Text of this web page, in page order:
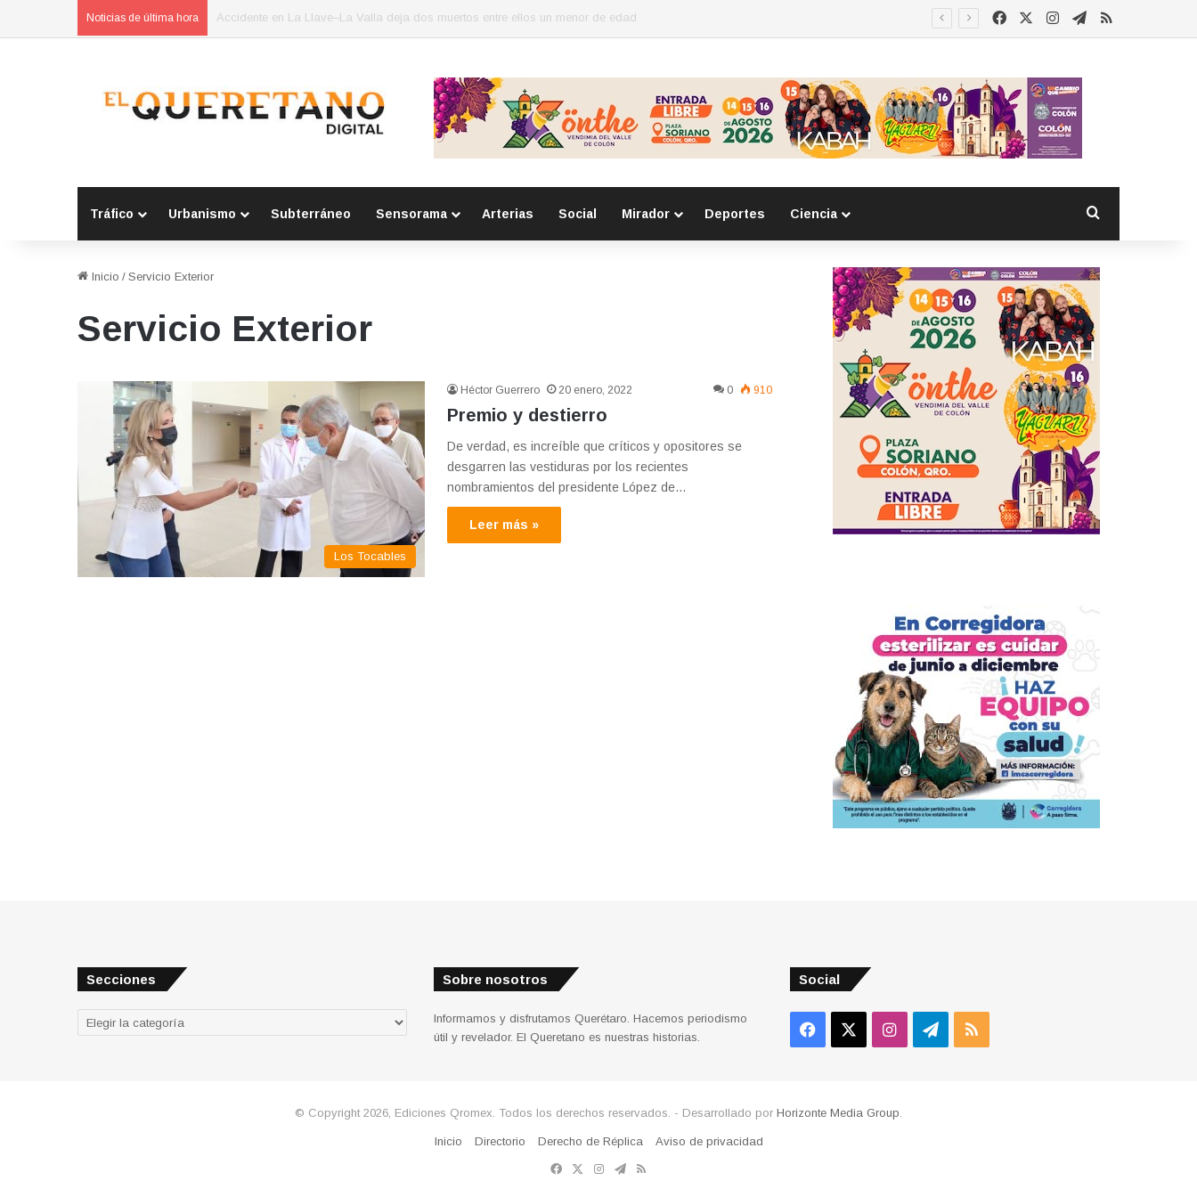
Noticias de última hora POES asegura vehículo relacionado con robos a comercio con violencia en Querétaro y Guanajuato; hay un detenido FacebookInstagram
Telegram
RSS
Tráfico Urbanismo Subterráneo Sensorama Arterias Social Mirador Deportes Ciencia
Inicio / Servicio Exterior
Servicio Exterior
Los Tocables
Héctor Guerrero 20 enero, 2022 0 910
Premio y destierro
De verdad, es increíble que críticos y opositores se
desgarren las vestiduras por los recientes
nombramientos del presidente López de…
Leer más »
Secciones
Secciones
Sobre nosotros
Informamos y disfrutamos Querétaro. Hacemos periodismo
útil y revelador. El Queretano es nuestras historias.
Social
Facebook InstagramTelegram
RSS
© Copyright 2026, Ediciones Qromex. Todos los derechos reservados. - Desarrollado por Horizonte Media Group.
Inicio Directorio Derecho de Réplica
Aviso de privacidad
Facebook
X Instagram
Telegram
RSS